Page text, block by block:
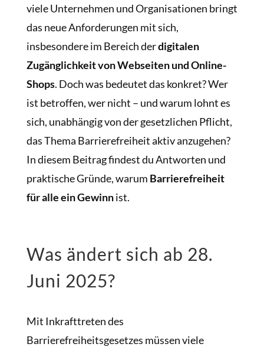
viele Unternehmen und Organisationen bringt
das neue Anforderungen mit sich,
insbesondere im Bereich derdigitalen
Zugänglichkeit von Webseiten und Online-
Shops. Doch was bedeutet das konkret? Wer
ist betroffen, wer nicht – und warum lohnt es
sich, unabhängig von der gesetzlichen Pflicht,
das Thema Barrierefreiheit aktiv anzugehen?
In diesem Beitrag findest du Antworten und
praktische Gründe, warum Barrierefreiheit
für alle ein Gewinnist.
Was ändert sich ab 28.
Juni 2025?
Mit Inkrafttreten des
Barrierefreiheitsgesetzes müssen viele